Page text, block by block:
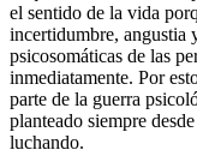
el sentido de la vida
incertidumbre, angustia
psicosomáticas de las
inmediatamente. Por
parte de la guerra
planteado siempre
luchando.